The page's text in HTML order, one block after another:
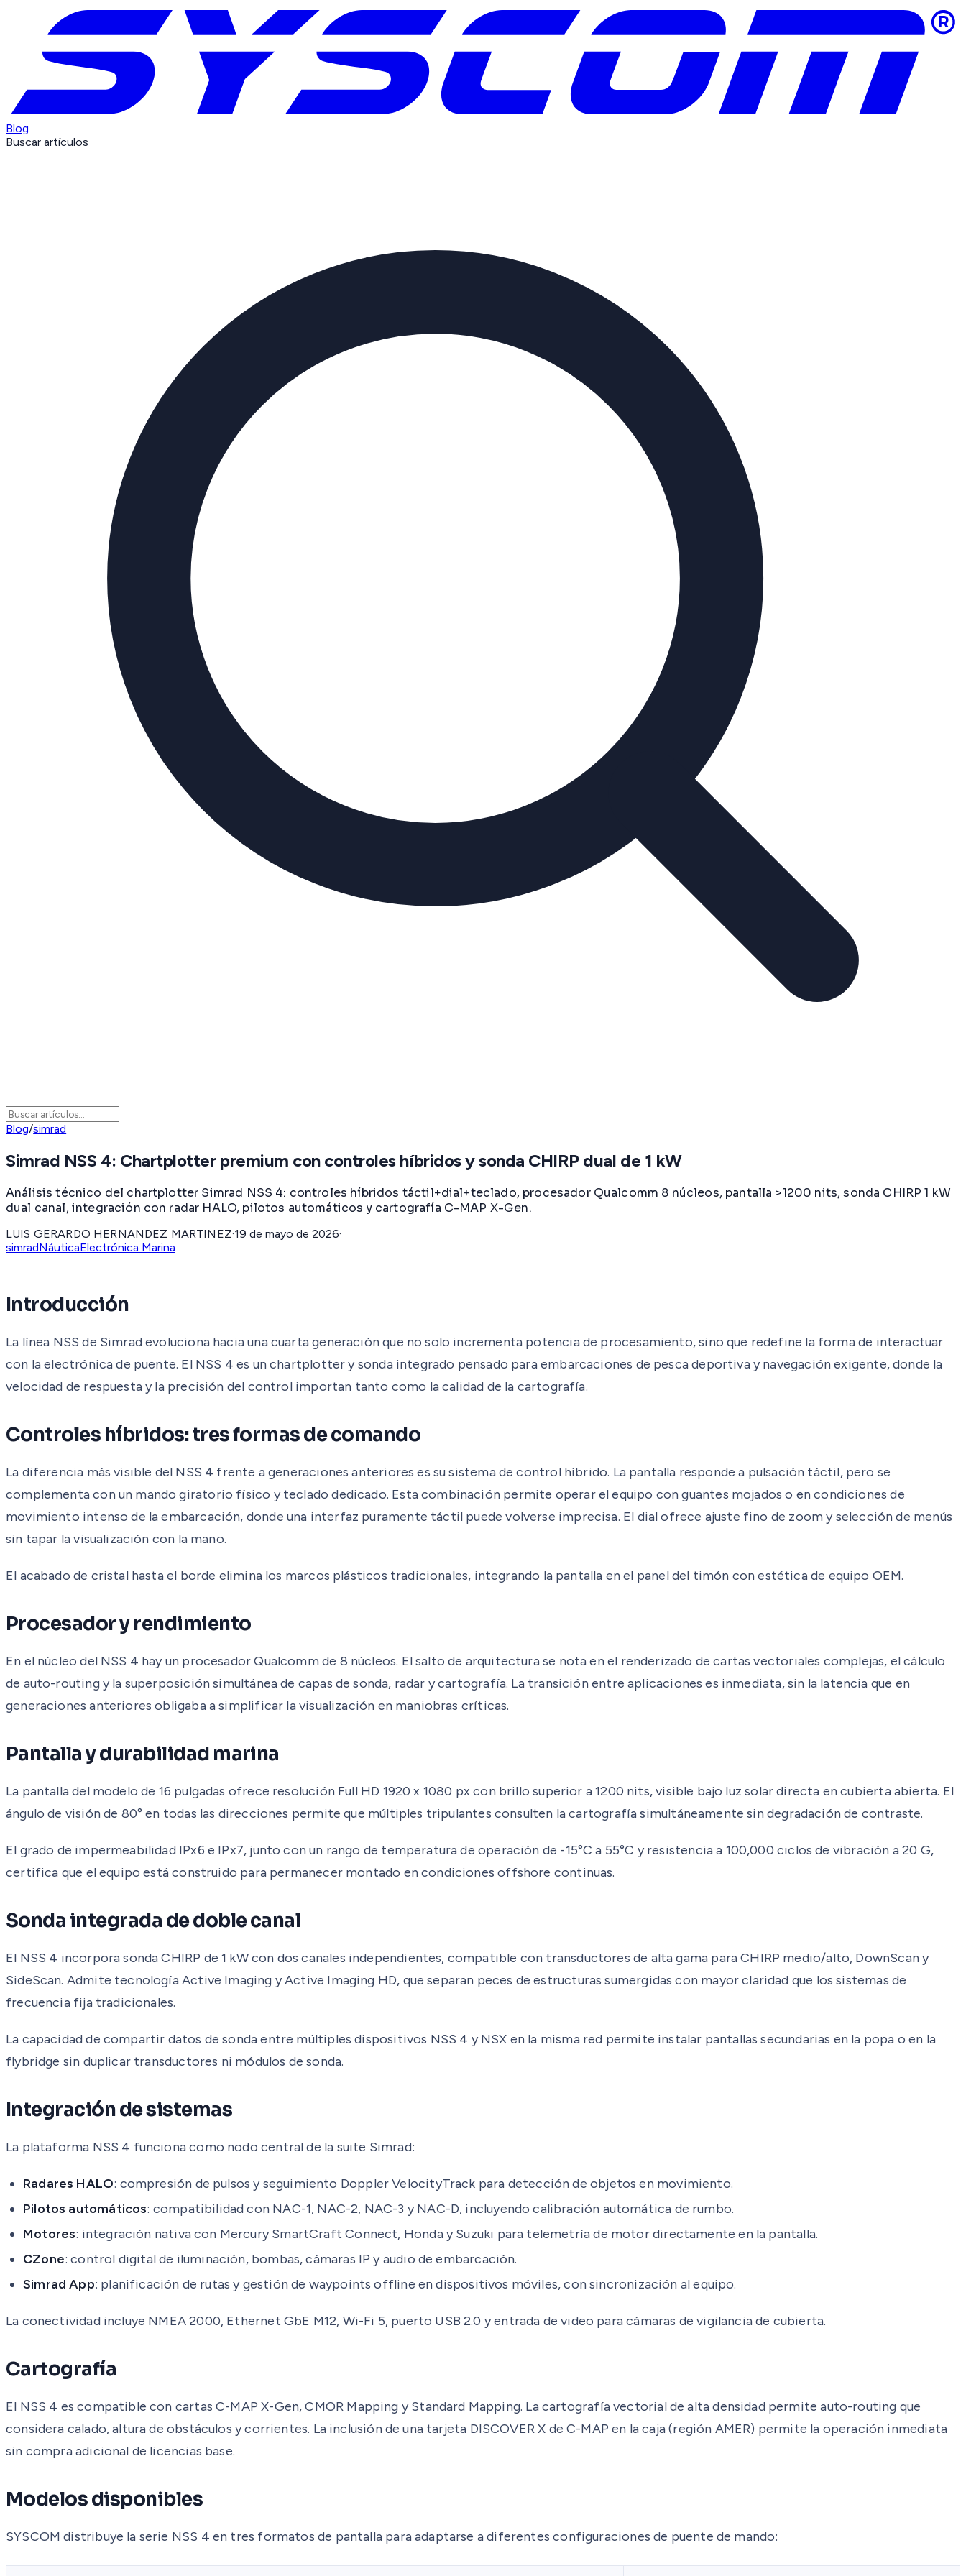
Blog
Buscar artículos
Blog/simrad
Simrad NSS 4: Chartplotter premium con controles híbridos y sonda CHIRP dual de 1 kW
Análisis técnico del chartplotter Simrad NSS 4: controles híbridos táctil+dial+teclado, procesador Qualcomm 8 núcleos, pantalla >1200 nits, sonda CHIRP 1 kW
dual canal, integración con radar HALO, pilotos automáticos y cartografía C-MAP X-Gen.
LUIS GERARDO HERNANDEZ MARTINEZ·19 de mayo de 2026·
simradNáuticaElectrónica Marina
Introducción
La línea NSS de Simrad evoluciona hacia una cuarta generación que no solo incrementa potencia de procesamiento, sino que redefine la forma de interactuar
con la electrónica de puente. El NSS 4 es un chartplotter y sonda integrado pensado para embarcaciones de pesca deportiva y navegación exigente, donde la
velocidad de respuesta y la precisión del control importan tanto como la calidad de la cartografía.
Controles híbridos: tres formas de comando
La diferencia más visible del NSS 4 frente a generaciones anteriores es su sistema de control híbrido. La pantalla responde a pulsación táctil, pero se
complementa con un mando giratorio físico y teclado dedicado. Esta combinación permite operar el equipo con guantes mojados o en condiciones de
movimiento intenso de la embarcación, donde una interfaz puramente táctil puede volverse imprecisa. El dial ofrece ajuste fino de zoom y selección de menús
sin tapar la visualización con la mano.
El acabado de cristal hasta el borde elimina los marcos plásticos tradicionales, integrando la pantalla en el panel del timón con estética de equipo OEM.
Procesador y rendimiento
En el núcleo del NSS 4 hay un procesador Qualcomm de 8 núcleos. El salto de arquitectura se nota en el renderizado de cartas vectoriales complejas, el cálculo
de auto-routing y la superposición simultánea de capas de sonda, radar y cartografía. La transición entre aplicaciones es inmediata, sin la latencia que en
generaciones anteriores obligaba a simplificar la visualización en maniobras críticas.
Pantalla y durabilidad marina
La pantalla del modelo de 16 pulgadas ofrece resolución Full HD 1920 x 1080 px con brillo superior a 1200 nits, visible bajo luz solar directa en cubierta abierta. El
ángulo de visión de 80° en todas las direcciones permite que múltiples tripulantes consulten la cartografía simultáneamente sin degradación de contraste.
El grado de impermeabilidad IPx6 e IPx7, junto con un rango de temperatura de operación de -15°C a 55°C y resistencia a 100,000 ciclos de vibración a 20 G,
certifica que el equipo está construido para permanecer montado en condiciones offshore continuas.
Sonda integrada de doble canal
El NSS 4 incorpora sonda CHIRP de 1 kW con dos canales independientes, compatible con transductores de alta gama para CHIRP medio/alto, DownScan y
SideScan. Admite tecnología Active Imaging y Active Imaging HD, que separan peces de estructuras sumergidas con mayor claridad que los sistemas de
frecuencia fija tradicionales.
La capacidad de compartir datos de sonda entre múltiples dispositivos NSS 4 y NSX en la misma red permite instalar pantallas secundarias en la popa o en la
flybridge sin duplicar transductores ni módulos de sonda.
Integración de sistemas
La plataforma NSS 4 funciona como nodo central de la suite Simrad:
Radares HALO: compresión de pulsos y seguimiento Doppler VelocityTrack para detección de objetos en movimiento.
Pilotos automáticos: compatibilidad con NAC-1, NAC-2, NAC-3 y NAC-D, incluyendo calibración automática de rumbo.
Motores: integración nativa con Mercury SmartCraft Connect, Honda y Suzuki para telemetría de motor directamente en la pantalla.
CZone: control digital de iluminación, bombas, cámaras IP y audio de embarcación.
Simrad App: planificación de rutas y gestión de waypoints offline en dispositivos móviles, con sincronización al equipo.
La conectividad incluye NMEA 2000, Ethernet GbE M12, Wi-Fi 5, puerto USB 2.0 y entrada de video para cámaras de vigilancia de cubierta.
Cartografía
El NSS 4 es compatible con cartas C-MAP X-Gen, CMOR Mapping y Standard Mapping. La cartografía vectorial de alta densidad permite auto-routing que
considera calado, altura de obstáculos y corrientes. La inclusión de una tarjeta DISCOVER X de C-MAP en la caja (región AMER) permite la operación inmediata
sin compra adicional de licencias base.
Modelos disponibles
SYSCOM distribuye la serie NSS 4 en tres formatos de pantalla para adaptarse a diferentes configuraciones de puente de mando: